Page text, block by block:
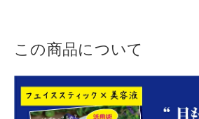
この商品について